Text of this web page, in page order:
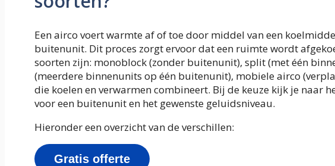
Een airco voert warmte af of toe door middel van een
buitenunit. Dit proces zorgt ervoor dat een ruimte wordt
soorten zijn: monoblock (zonder buitenunit), split (met één
(meerdere binnenunits op één buitenunit), mobiele airco
die koelen en verwarmen combineert. Bij de keuze kijk je naar
voor een buitenunit en het gewenste geluidsniveau.
Hieronder een overzicht van de verschillen:
Gratis offerte